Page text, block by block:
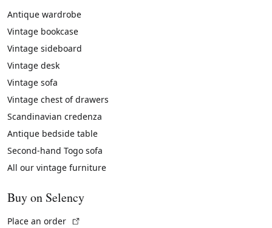
Antique wardrobe
Vintage bookcase
Vintage sideboard
Vintage desk
Vintage sofa
Vintage chest of drawers
Scandinavian credenza
Antique bedside table
Second-hand Togo sofa
All our vintage furniture
Buy on Selency
Place an order